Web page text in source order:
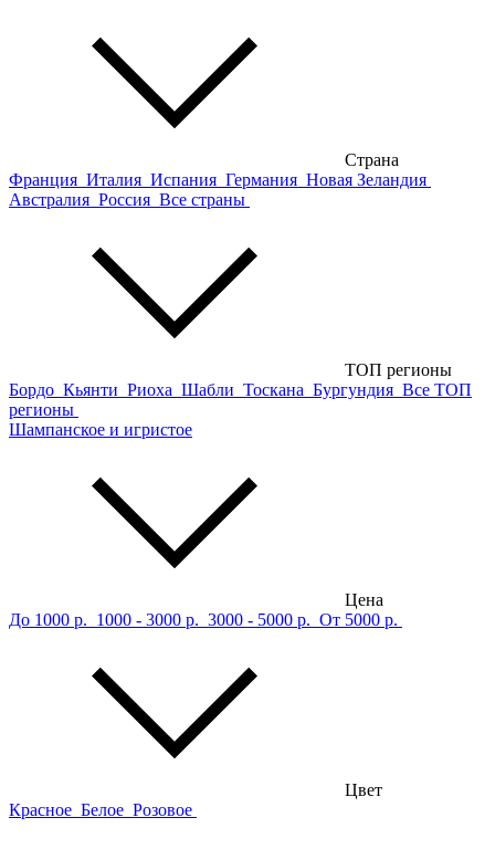
Страна
Франция Италия Испания Германия Новая Зеландия
Австралия Россия Все страны
ТОП регионы
Бордо Кьянти Риоха Шабли Тоскана Бургундия Все ТОП
регионы
Шампанское и игристое
Цена
До 1000 р. 1000 - 3000 р. 3000 - 5000 р. От 5000 р.
Цвет
Красное Белое Розовое